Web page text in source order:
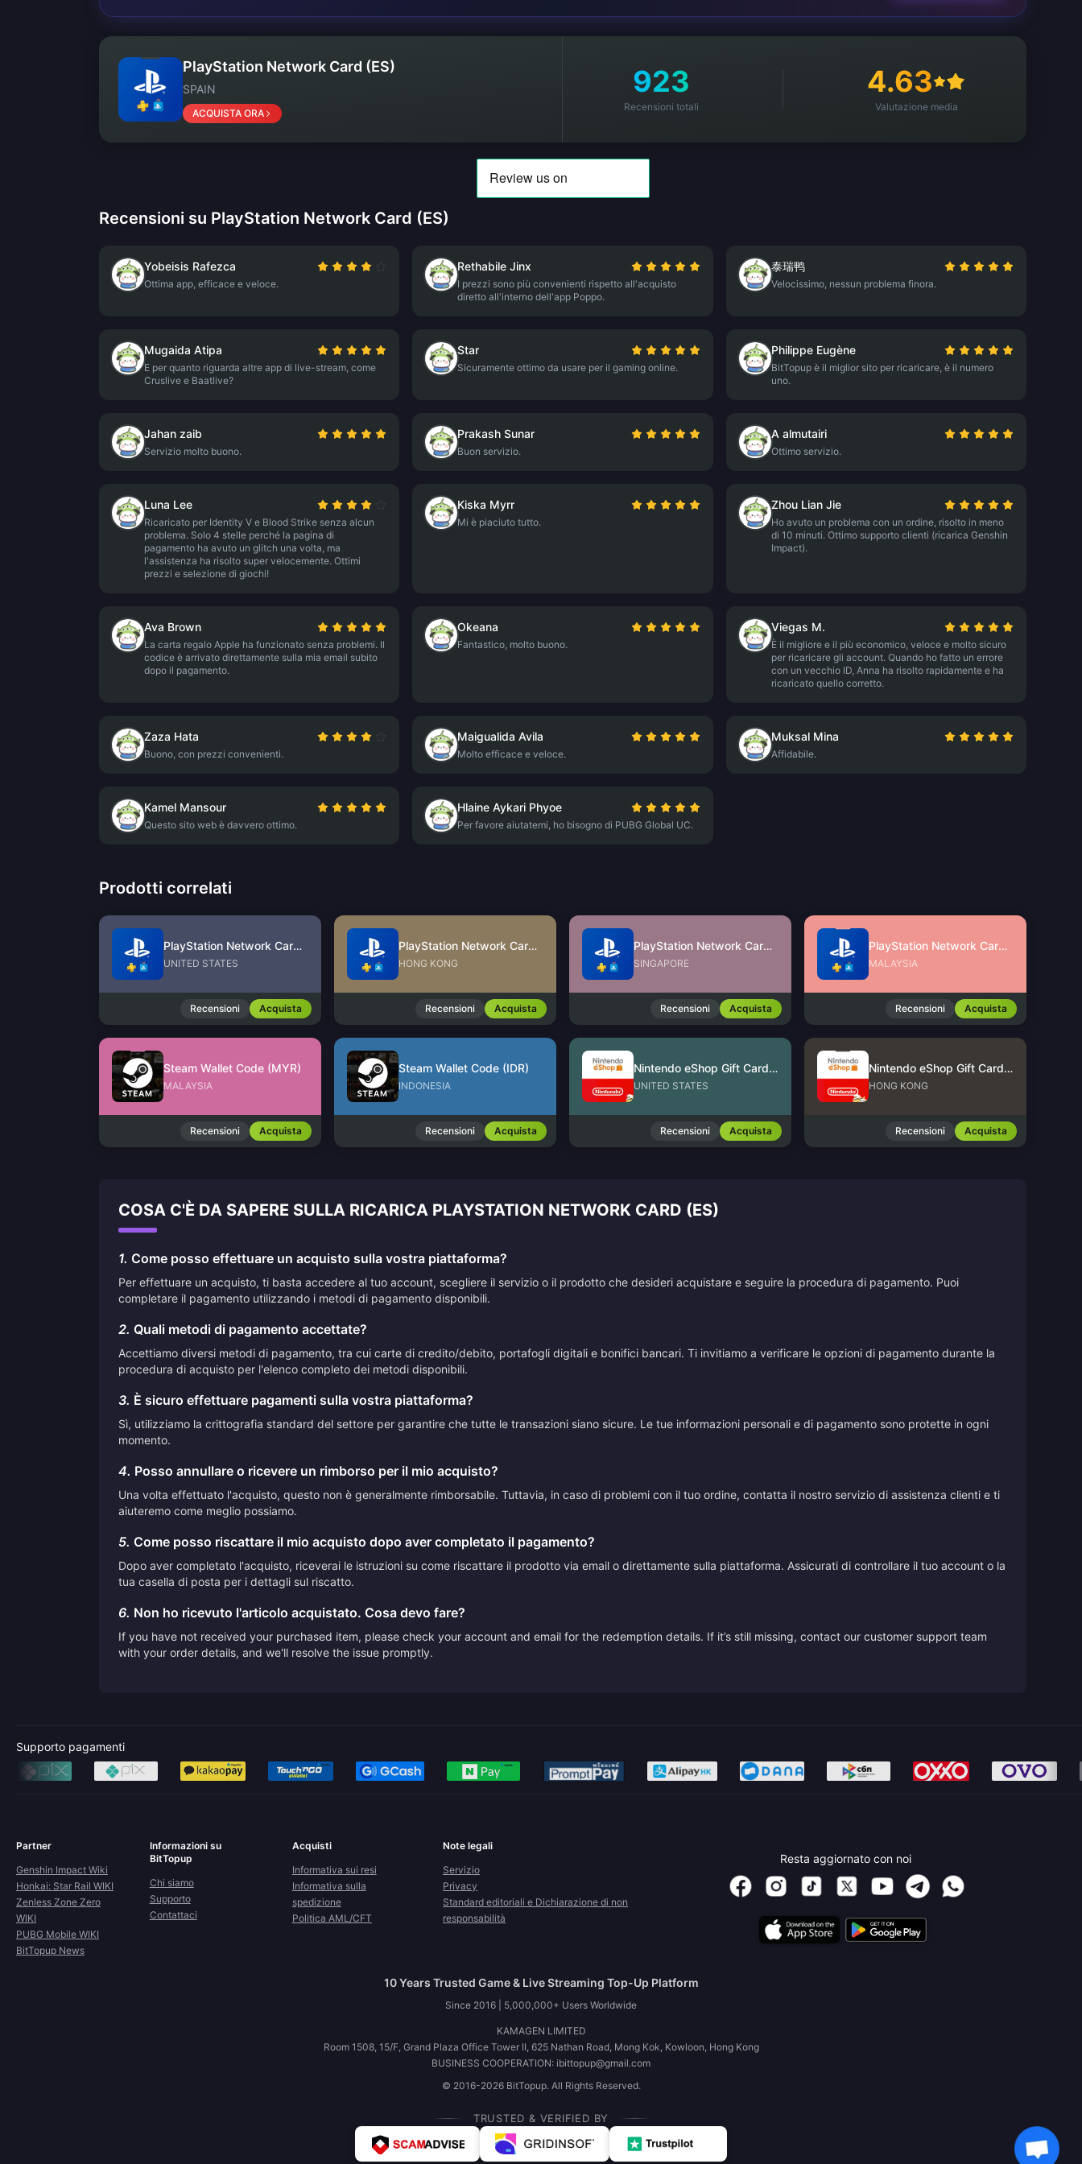
PlayStation Network Card (ES)
SPAIN
ACQUISTA ORA
923
Recensioni totali
4.63
Valutazione media
Recensioni su PlayStation Network Card (ES)
Yobeisis Rafezca
Ottima app, efficace e veloce.
Rethabile Jinx
I prezzi sono più convenienti rispetto all'acquisto
diretto all'interno dell'app Poppo.
泰瑞鸭
Velocissimo, nessun problema finora.
Mugaida Atipa
E per quanto riguarda altre app di live-stream, come
Cruslive e Baatlive?
Star
Sicuramente ottimo da usare per il gaming online.
Philippe Eugène
BitTopup è il miglior sito per ricaricare, è il numero
uno.
Jahan zaib
Servizio molto buono.
Prakash Sunar
Buon servizio.
A almutairi
Ottimo servizio.
Luna Lee
Ricaricato per Identity V e Blood Strike senza alcun
problema. Solo 4 stelle perché la pagina di
pagamento ha avuto un glitch una volta, ma
l'assistenza ha risolto super velocemente. Ottimi
prezzi e selezione di giochi!
Kiska Myrr
Mi è piaciuto tutto.
Zhou Lian Jie
Ho avuto un problema con un ordine, risolto in meno
di 10 minuti. Ottimo supporto clienti (ricarica Genshin
Impact).
Ava Brown
La carta regalo Apple ha funzionato senza problemi. Il
codice è arrivato direttamente sulla mia email subito
dopo il pagamento.
Okeana
Fantastico, molto buono.
Viegas M.
È il migliore e il più economico, veloce e molto sicuro
per ricaricare gli account. Quando ho fatto un errore
con un vecchio ID, Anna ha risolto rapidamente e ha
ricaricato quello corretto.
Zaza Hata
Buono, con prezzi convenienti.
Maigualida Avila
Molto efficace e veloce.
Muksal Mina
Affidabile.
Kamel Mansour
Questo sito web è davvero ottimo.
Hlaine Aykari Phyoe
Per favore aiutatemi, ho bisogno di PUBG Global UC.
Prodotti correlati
PlayStation Network Card (US)
UNITED STATES
Recensioni Acquista
PlayStation Network Card (HK)
HONG KONG
Recensioni Acquista
PlayStation Network Card (SG)
SINGAPORE
Recensioni Acquista
PlayStation Network Card (MY)
MALAYSIA
Recensioni Acquista
Steam Wallet Code (MYR)
MALAYSIA
Recensioni Acquista
Steam Wallet Code (IDR)
INDONESIA
Recensioni Acquista
Nintendo eShop Gift Card (US)
UNITED STATES
Recensioni Acquista
Nintendo eShop Gift Card (HK)
HONG KONG
Recensioni Acquista
COSA C'È DA SAPERE SULLA RICARICA PLAYSTATION NETWORK CARD (ES)
1. Come posso effettuare un acquisto sulla vostra piattaforma?
Per effettuare un acquisto, ti basta accedere al tuo account, scegliere il servizio o il prodotto che desideri acquistare e seguire la procedura di pagamento. Puoi
completare il pagamento utilizzando i metodi di pagamento disponibili.
2. Quali metodi di pagamento accettate?
Accettiamo diversi metodi di pagamento, tra cui carte di credito/debito, portafogli digitali e bonifici bancari. Ti invitiamo a verificare le opzioni di pagamento durante la
procedura di acquisto per l'elenco completo dei metodi disponibili.
3. È sicuro effettuare pagamenti sulla vostra piattaforma?
Sì, utilizziamo la crittografia standard del settore per garantire che tutte le transazioni siano sicure. Le tue informazioni personali e di pagamento sono protette in ogni
momento.
4. Posso annullare o ricevere un rimborso per il mio acquisto?
Una volta effettuato l'acquisto, questo non è generalmente rimborsabile. Tuttavia, in caso di problemi con il tuo ordine, contatta il nostro servizio di assistenza clienti e ti
aiuteremo come meglio possiamo.
5. Come posso riscattare il mio acquisto dopo aver completato il pagamento?
Dopo aver completato l'acquisto, riceverai le istruzioni su come riscattare il prodotto via email o direttamente sulla piattaforma. Assicurati di controllare il tuo account o la
tua casella di posta per i dettagli sul riscatto.
6. Non ho ricevuto l'articolo acquistato. Cosa devo fare?
If you have not received your purchased item, please check your account and email for the redemption details. If it’s still missing, contact our customer support team
with your order details, and we'll resolve the issue promptly.
Supporto pagamenti
Partner
Genshin Impact Wiki
Honkai: Star Rail WIKI
Zenless Zone Zero
WIKI
PUBG Mobile WIKI
BitTopup News
Informazioni su
BitTopup
Chi siamo
Supporto
Contattaci
Acquisti
Informativa sui resi
Informativa sulla
spedizione
Politica AML/CFT
Note legali
Servizio
Privacy
Standard editoriali e Dichiarazione di non
responsabilità
Resta aggiornato con noi
10 Years Trusted Game & Live Streaming Top-Up Platform
Since 2016 | 5,000,000+ Users Worldwide
KAMAGEN LIMITED
Room 1508, 15/F, Grand Plaza Office Tower II, 625 Nathan Road, Mong Kok, Kowloon, Hong Kong
BUSINESS COOPERATION: ibittopup@gmail.com
© 2016-2026 BitTopup. All Rights Reserved.
TRUSTED & VERIFIED BY